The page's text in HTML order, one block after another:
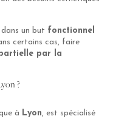
un but fonctionnel
certains cas, faire
par la
?
à Lyon, est spécialisé